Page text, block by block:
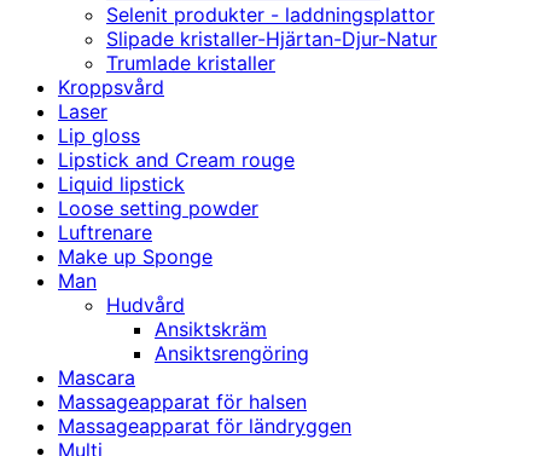
Selenit produkter - laddningsplattor
Slipade kristaller-Hjärtan-Djur-Natur
Trumlade kristaller
Kroppsvård
Laser
Lip gloss
Lipstick and Cream rouge
Liquid lipstick
Loose setting powder
Luftrenare
Make up Sponge
Man
Hudvård
Ansiktskräm
Ansiktsrengöring
Mascara
Massageapparat för halsen
Massageapparat för ländryggen
Multi